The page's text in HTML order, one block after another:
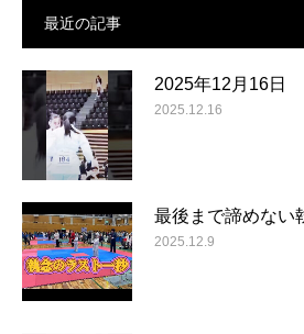
最近の記事
2025年12月16日
2025.12.16
最後まで諦めない
2025.12.9